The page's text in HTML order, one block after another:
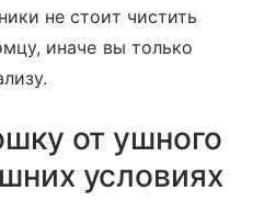
не стоит чистить
иначе вы только
от ушного
условиях